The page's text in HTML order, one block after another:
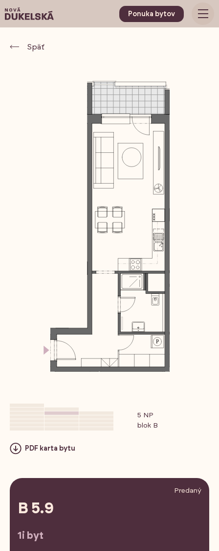
Ponuka bytov
Späť
5 NP
blok B
PDF karta bytu
Predaný
B 5.9
1i byt